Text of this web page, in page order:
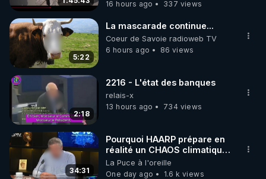
code : REGENERE10
▶ 30 jours gratuit sur l’application de méditation et
de bien-être ENVOL :
Rendez-vous sur https://www.envol.app/code
le code : REGENERE
16 hours ago
337 views
5:22
La mascarade continue...
Coeur de Savoie radioweb TV
6 hours ago
86 views
2:18
2216 - L'état des banques
relais-x
13 hours ago
734 views
34:31
Pourquoi HAARP prépare en
réalité un CHAOS climatique,
on répond
La Puce à l'oreille
One day ago
1.6 k views